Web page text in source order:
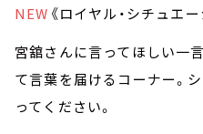
NEW 《ロイヤル・シチュエー
宮舘さんに言ってほしい一
て言葉を届けるコーナー。
ってください。